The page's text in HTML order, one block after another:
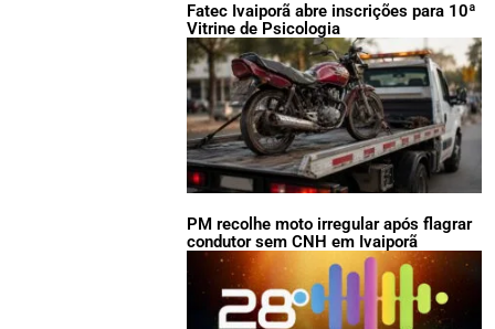
Fatec Ivaiporã abre inscrições para 10ª
Vitrine de Psicologia
PM recolhe moto irregular após flagrar
condutor sem CNH em Ivaiporã